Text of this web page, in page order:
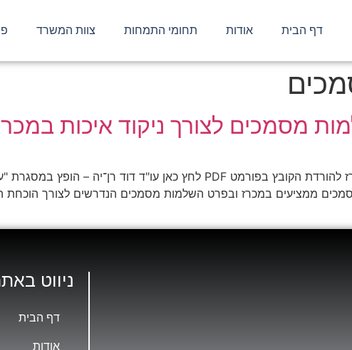
דף הבית אודות תחומי התמחות צוות המשרד
מסמכים לצורך ניקוד איכות
ממציעים במכרז ובפרט השלמות מסמכים הנדרשים לצורך
ניווט
דף הבית
אודות